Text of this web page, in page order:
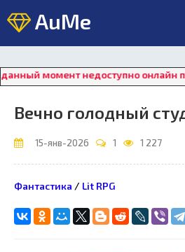
AuMe
недоступно онлайн
Вечно голодный
15-янв-2026 1 1 227
Фантастика / Lit RPG